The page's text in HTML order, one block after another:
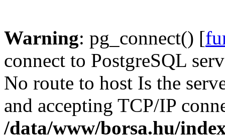
Warning: pg_connect() [
connect to PostgreSQL
No route to host Is the
and accepting TCP/IP
/data/www/borsa.hu/